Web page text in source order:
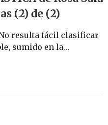
(2) de (2)
No resulta fácil clasificar
sumido en la…